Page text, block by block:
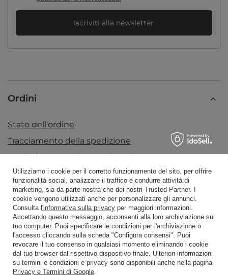
Iscriviti alla newsletter
Ordini
Stato dell'ordine
Tracciamento della spedizione
Voglio fare un reclamo sul prodotto
Voglio restituire un prodotto
Voglio scambiare la merce
Contatto
Conto
Utilizziamo i cookie per il corretto funzionamento del sito, per offrire
funzionalità social, analizzare il traffico e condurre attività di
marketing, sia da parte nostra che dei nostri Trusted Partner. I
cookie vengono utilizzati anche per personalizzare gli annunci.
Consulta l'informativa sulla privacy per maggiori informazioni.
Accettando questo messaggio, acconsenti alla loro archiviazione sul
tuo computer. Puoi specificare le condizioni per l'archiviazione o
l'accesso cliccando sulla scheda "Configura consensi". Puoi
revocare il tuo consenso in qualsiasi momento eliminando i cookie
dal tuo browser dal rispettivo dispositivo finale. Ulteriori informazioni
su termini e condizioni e privacy sono disponibili anche nella pagina
Privacy e Termini di Google.